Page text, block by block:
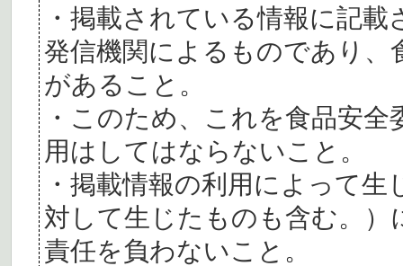
・掲載されている情報に記
発信機関によるものであり、
があること。
・このため、これを食品安
用はしてはならないこと。
・掲載情報の利用によって
対して生じたものも含む。
責任を負わないこと。